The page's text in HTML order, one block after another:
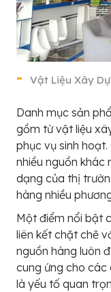
Vật Liệu Xây
Danh mục sản
gồm từ vật liệu
phục vụ sinh
nhiều nguồn khác
dạng của thị
hàng nhiều
Một điểm nổi bật
liên kết chặt chẽ
nguồn hàng luôn
cung ứng cho các
là yếu tố quan